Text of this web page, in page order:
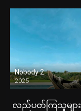
Nobody 2
2025
လည်ပတ်ကြသူများ